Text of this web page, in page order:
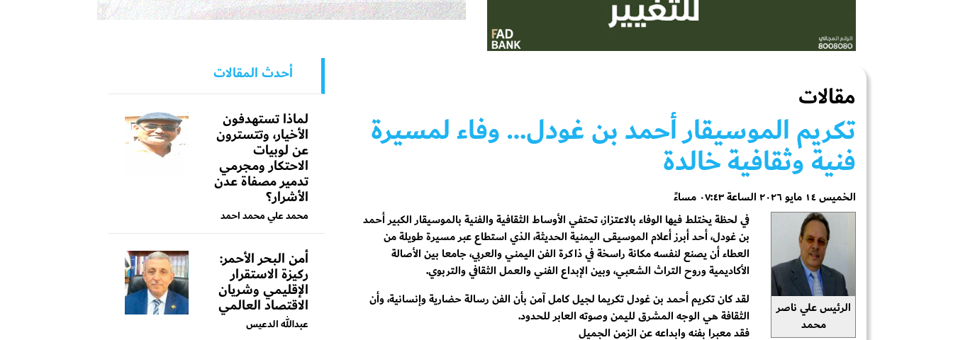
مقالات
تكريم الموسيقار أحمد بن غودل… وفاء لمسيرة
فنية وثقافية خالدة
الخميس ١٤ مايو ٢٠٢٦ الساعة ٠٧:٤٣ مساءً
الرئيس علي ناصر
محمد
في لحظة يختلط فيها الوفاء بالاعتزاز، تحتفي الأوساط الثقافية والفنية بالموسيقار الكبير أحمد
بن غودل، أحد أبرز أعلام الموسيقى اليمنية الحديثة، الذي استطاع عبر مسيرة طويلة من
العطاء أن يصنع لنفسه مكانة راسخة في ذاكرة الفن اليمني والعربي، جامعا بين الأصالة
الأكاديمية وروح التراث الشعبي، وبين الإبداع الفني والعمل الثقافي والتربوي.
لقد كان تكريم أحمد بن غودل تكريما لجيل كامل آمن بأن الفن رسالة حضارية وإنسانية، وأن
الثقافة هي الوجه المشرق لليمن وصوته العابر للحدود.
فقد معبرا بفنه وابداعه عن الزمن الجميل
أحدث المقالات
لماذا تستهدفون
الأخيار، وتتسترون
عن لوبيات
الاحتكار ومجرمي
تدمير مصفاة عدن
الأشرار؟
محمد علي محمد احمد
أمن البحر الأحمر:
ركيزة الاستقرار
الإقليمي وشريان
الاقتصاد العالمي
عبدالله الدعيس